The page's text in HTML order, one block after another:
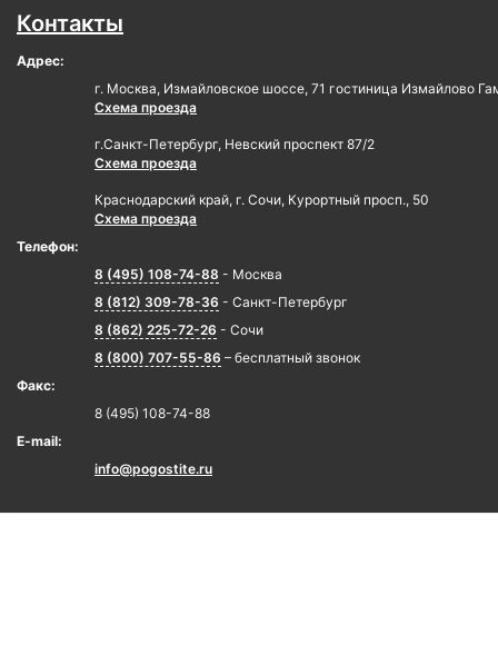
Контакты
Адрес:
г. Москва, Измайловское шоссе, 71 гостиница Измайлово
Схема проезда
г.Санкт-Петербург, Невский проспект 87/2
Схема проезда
Краснодарский край, г. Сочи, Курортный просп., 50
Схема проезда
Телефон:
8 (495) 108-74-88 - Москва
8 (812) 309-78-36 - Санкт-Петербург
8 (862) 225-72-26 - Сочи
8 (800) 707-55-86 – бесплатный звонок
Факс:
8 (495) 108-74-88
E-mail:
info@pogostite.ru